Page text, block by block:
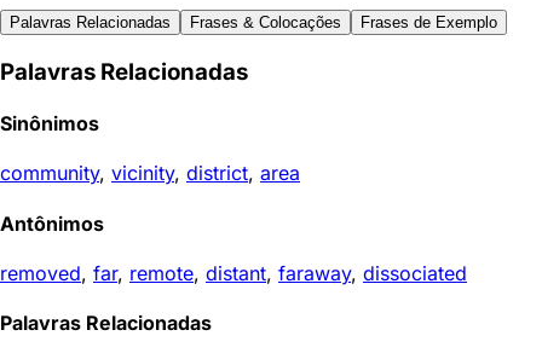
Palavras Relacionadas Frases & Colocações Frases de Exemplo
Palavras Relacionadas
Sinônimos
community, vicinity, district, area
Antônimos
removed, far, remote, distant, faraway, dissociated
Palavras Relacionadas